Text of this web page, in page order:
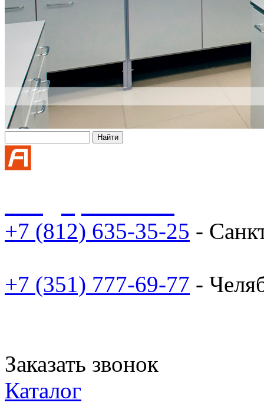
+7 (812) 635-35-25 -
+7 (351) 777-69-77 -
Заказать звонок
Каталог